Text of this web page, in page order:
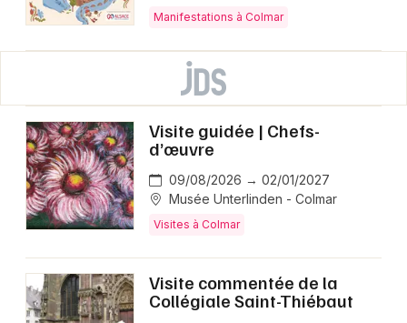
Manifestations à Colmar
Visite guidée | Chefs-
d’œuvre
09/08/2026 → 02/01/2027
Musée Unterlinden - Colmar
Visites à Colmar
Visite commentée de la
Collégiale Saint-Thiébaut